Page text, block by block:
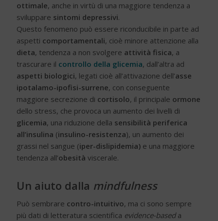
ottimale, anche in virtù di una maggiore tendenza a
sviluppare sintomi depressivi.
Questo fenomeno può essere riconducibile in parte ad
aspetti comportamentali, cioè minore attenzione alla
dieta, tendenza a non svolgere attività fisica, a
trascurare il controllo della glicemia, dall’altra ad
aspetti biologici, legati cioè all’attivazione dell’asse
ipotalamo-ipofisi-surrene, con conseguente
maggiore secrezione di cortisolo, il principale ormone
dello stress, che provoca un aumento dei livelli di
glicemia, una riduzione della sensibilità periferica
all’insulina (insulino-resistenza), un aumento dei
grassi nel sangue (iper-dislipidemia)e una maggiore
tendenza all’obesità viscerale.
Un aiuto dalla mindfulness
Può sembrare contro-intuitivo, ma ci sono sempre
più dati di letteratura scientifica evidence-baseda